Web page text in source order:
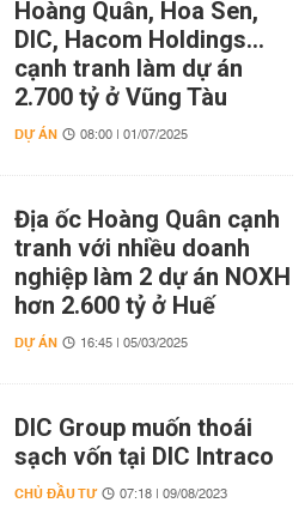
Hoàng Quân, Hoa Sen,
DIC, Hacom Holdings...
cạnh tranh làm dự án
2.700 tỷ ở Vũng Tàu
DỰ ÁN 08:00 | 01/07/2025
Địa ốc Hoàng Quân cạnh
tranh với nhiều doanh
nghiệp làm 2 dự án NOXH
hơn 2.600 tỷ ở Huế
DỰ ÁN 16:45 | 05/03/2025
DIC Group muốn thoái
sạch vốn tại DIC Intraco
CHỦ ĐẦU TƯ 07:18 | 09/08/2023